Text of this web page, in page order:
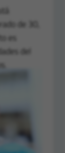
de 30,
es
del